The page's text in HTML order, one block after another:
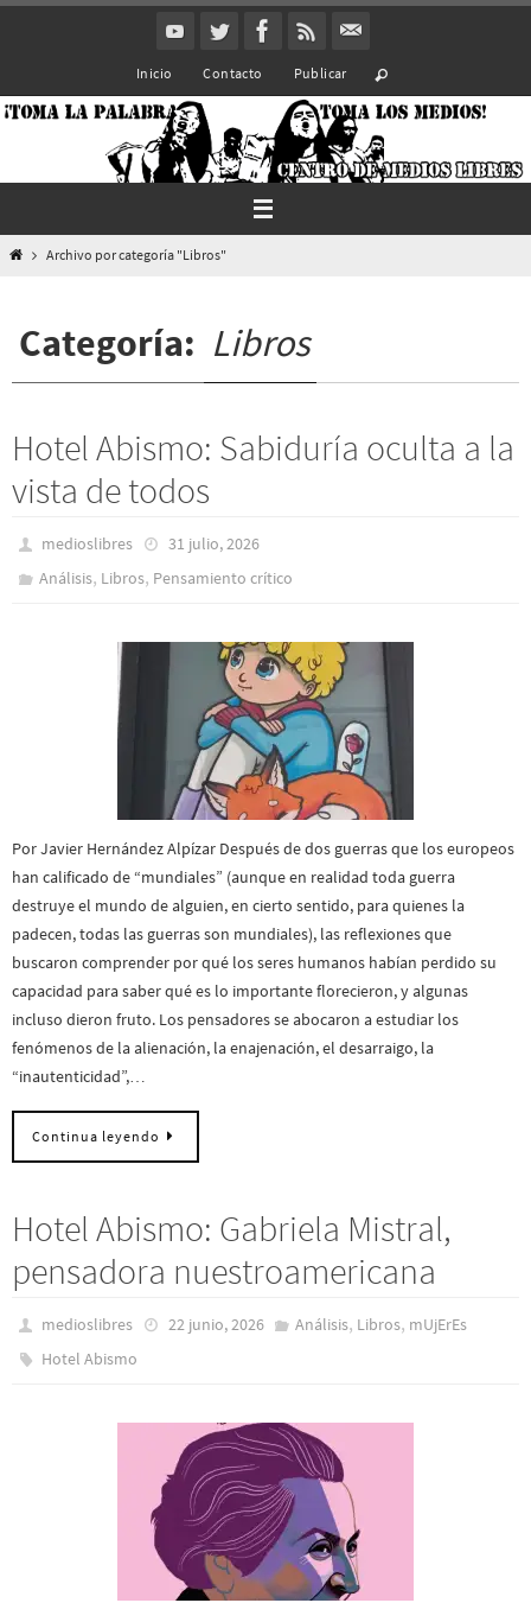
Inicio Contacto Publicar
InicioArchivo por categoría "Libros"
Categoría: Libros
Hotel Abismo: Sabiduría oculta a la
vista de todos
medioslibres
31 julio, 2026
Análisis, Libros, Pensamiento crítico
Por Javier Hernández Alpízar Después de dos guerras que los europeos
han calificado de “mundiales” (aunque en realidad toda guerra
destruye el mundo de alguien, en cierto sentido, para quienes la
padecen, todas las guerras son mundiales), las reflexiones que
buscaron comprender por qué los seres humanos habían perdido su
capacidad para saber qué es lo importante florecieron, y algunas
incluso dieron fruto. Los pensadores se abocaron a estudiar los
fenómenos de la alienación, la enajenación, el desarraigo, la
“inautenticidad”,…
Continua leyendo
Hotel Abismo: Gabriela Mistral,
pensadora nuestroamericana
medioslibres 22 junio, 2026 Análisis, Libros, mUjErEs
Hotel Abismo